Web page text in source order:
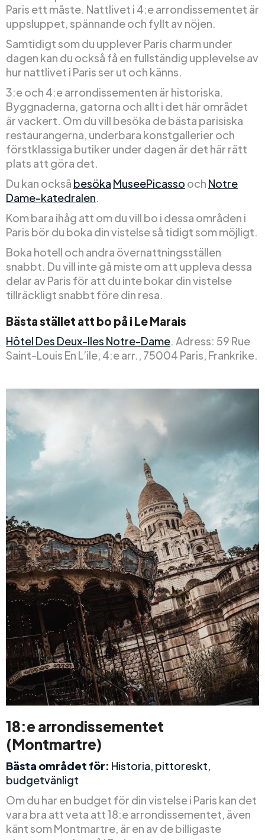
Paris ett måste. Nattlivet i 4:e arrondissementet är
uppsluppet, spännande och fyllt av nöjen.
Samtidigt som du upplever Paris charm under
dagen kan du också få en fullständig upplevelse av
hur nattlivet i Paris ser ut och känns.
3:e och 4:e arrondissementen är historiska.
Byggnaderna, gatorna och allt i det här området
är vackert. Om du vill besöka de bästa parisiska
restaurangerna, underbara konstgallerier och
förstklassiga butiker under dagen är det här rätt
plats att göra det.
Du kan också besöka MuseePicasso och Notre
Dame-katedralen.
Kom bara ihåg att om du vill bo i dessa områden i
Paris bör du boka din vistelse så tidigt som möjligt.
Boka hotell och andra övernattningsställen
snabbt. Du vill inte gå miste om att uppleva dessa
delar av Paris för att du inte bokar din vistelse
tillräckligt snabbt före din resa.
Bästa stället att bo på i Le Marais
Hôtel Des Deux-Iles Notre-Dame. Adress: 59 Rue
Saint-Louis En L’ile, 4:e arr., 75004 Paris, Frankrike.
18:e arrondissementet
(Montmartre)
Bästa området för: Historia, pittoreskt,
budgetvänligt
Om du har en budget för din vistelse i Paris kan det
vara bra att veta att 18:e arrondissementet, även
känt som Montmartre, är en av de billigaste